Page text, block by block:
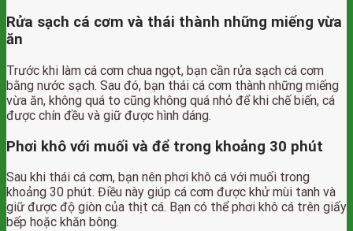
Rửa sạch cá cơm và thái thành những miếng vừa
ăn
Trước khi làm cá cơm chua ngọt, bạn cần rửa sạch cá cơm
bằng nước sạch. Sau đó, bạn thái cá cơm thành những miếng
vừa ăn, không quá to cũng không quá nhỏ để khi chế biến, cá
được chín đều và giữ được hình dáng.
Phơi khô với muối và để trong khoảng 30 phút
Sau khi thái cá cơm, bạn nên phơi khô cá với muối trong
khoảng 30 phút. Điều này giúp cá cơm được khử mùi tanh và
giữ được độ giòn của thịt cá. Bạn có thể phơi khô cá trên giấy
bếp hoặc khăn bông.